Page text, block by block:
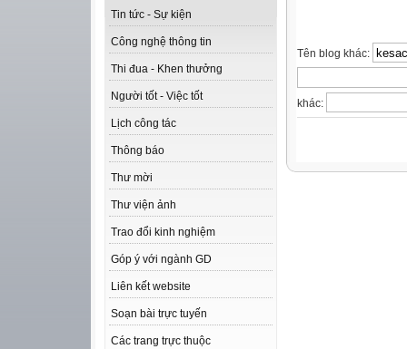
Tin tức - Sự kiện
Công nghệ thông tin
Thi đua - Khen thưởng
Người tốt - Việc tốt
Lịch công tác
Thông báo
Thư mời
Thư viện ảnh
Trao đổi kinh nghiệm
Góp ý với ngành GD
Liên kết website
Soạn bài trực tuyến
Các trang trực thuộc
Tên blog khác:
khác: